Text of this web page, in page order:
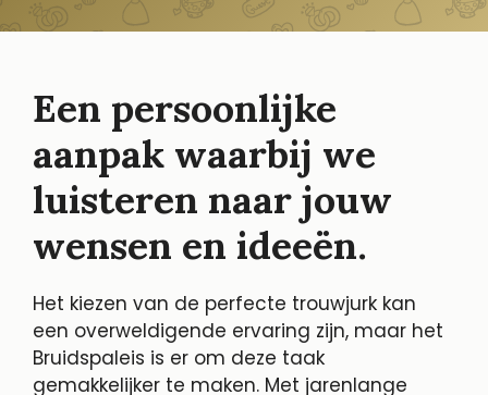
Een persoonlijke
aanpak waarbij we
luisteren naar jouw
wensen en ideeën.
Het kiezen van de perfecte trouwjurk kan
een overweldigende ervaring zijn, maar het
Bruidspaleis is er om deze taak
gemakkelijker te maken. Met jarenlange